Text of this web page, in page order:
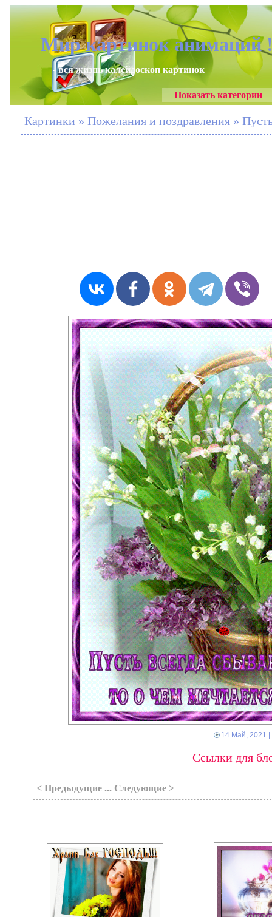
Мир картинок анимаций
- вся жизнь калейдоскоп картинок
Показать категории
Картинки » Пожелания и поздравления »
14 Май, 2021
Ссылки для
< Предыдущие ... Следующие >